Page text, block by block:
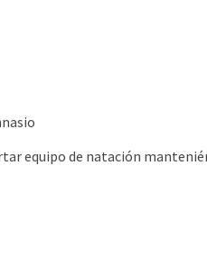
equipo de natación